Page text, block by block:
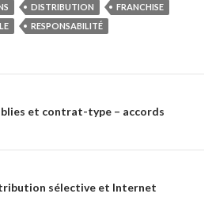
DISTRIBUTION
FRANCHISE
RESPONSABILITÉ
et contrat-type – accords
sélective et Internet